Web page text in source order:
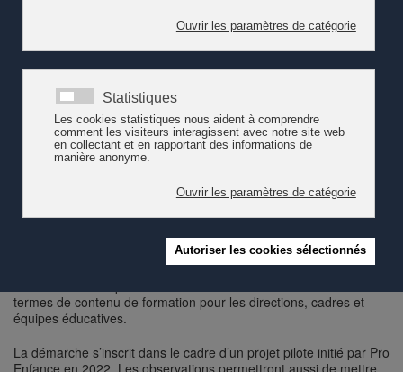
acteurs locaux dans le processus.
Les acteurs et actrices présentes ont souligné le besoin de
formation continue à la fois pour les directions, cadres et équipes
éducatives. Les formations continues doivent être accessibles en
termes géographique, financier et temporel. Une offre
coordonnée à l’échelle du Valais romand doit valoriser les
compétences locales, renforcer la cohésion des acteurs et des
pratiques à l’échelle valaisanne, mais aussi renforcer les
échanges avec les acteurs romands de l’accueil et de la
formation. Il est souhaité qu’à terme un catalogue de formations
et d’intervenant·es soit créé à l’échelle du Valais romand.
Les organismes réunis le 9 décembre souhaitent ouvrir une large
consultation dès le printemps 2023 aux structures d’accueil,
personnels de terrain ainsi qu’aux partenaires cantonaux. La
termes de contenu de formation pour les directions, cadres et
équipes éducatives.
La démarche s’inscrit dans le cadre d’un projet pilote initié par Pro
Enfance en 2022. Les observations permettront aussi de mettre